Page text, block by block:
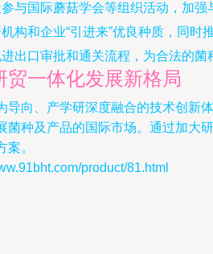
与国际蘑菇学会等组织活动，加
构和企业“引进来”优良种质，同时
进出口审批和通关流程，为合法的
贸一体化发展新格局
导向、产学研深度融合的技术创新
菌种及产品的国际市场。通过加
。
product/81.html